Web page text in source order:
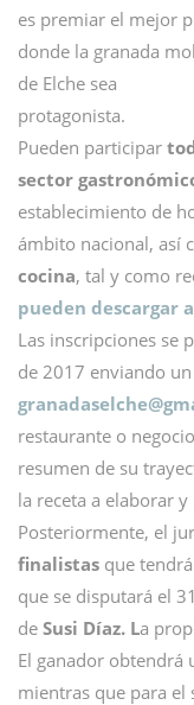
es premiar el mejor
donde la granada
de Elche sea
protagonista.
Pueden participar
sector
establecimiento de
ámbito nacional, así
cocina, tal y como
pueden descargar
Las inscripciones se
de 2017 enviando
granadaselche@
restaurante o
resumen de su
la receta a elaborar
Posteriormente, el
finalistas que
que se disputará el
de Susi Díaz. La
El ganador obtendrá
mientras que para el